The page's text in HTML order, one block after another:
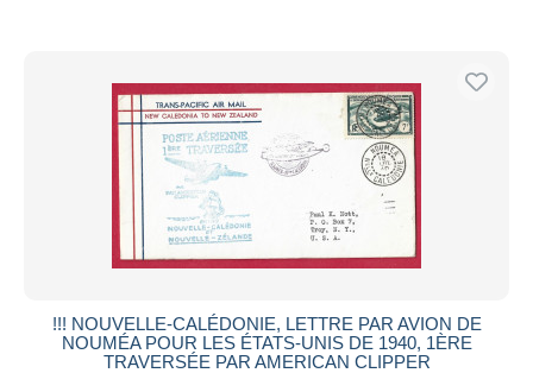
!!! NOUVELLE-CALÉDONIE, LETTRE PAR AVION DE
NOUMÉA POUR LES ÉTATS-UNIS DE 1940, 1ÈRE
TRAVERSÉE PAR AMERICAN CLIPPER